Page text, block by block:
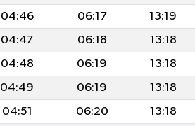
04:46 06:17
13:19
04:47 06:18
13:18
04:48 06:19
13:18
04:49 06:19
13:18
04:51 06:20
13:18